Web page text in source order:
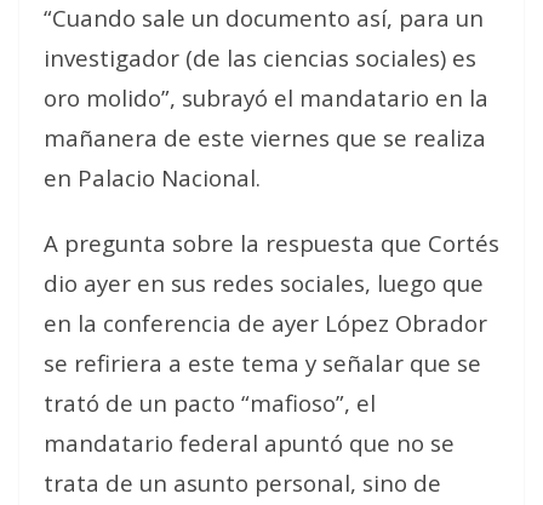
“Cuando sale un documento así, para un
investigador (de las ciencias sociales) es
oro molido”, subrayó el mandatario en la
mañanera de este viernes que se realiza
en Palacio Nacional.
A pregunta sobre la respuesta que Cortés
dio ayer en sus redes sociales, luego que
en la conferencia de ayer López Obrador
se refiriera a este tema y señalar que se
trató de un pacto “mafioso”, el
mandatario federal apuntó que no se
trata de un asunto personal, sino de